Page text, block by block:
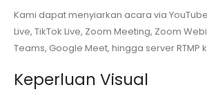
Kami dapat menyiarkan acara via
Live, TikTok Live, Zoom Meeting, Zoom
Teams, Google Meet, hingga server RTMP
Keperluan Visual